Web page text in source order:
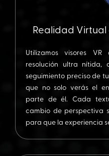
Realidad
Utilizamos visores
resolución ultra nítida,
seguimiento preciso de
que no solo verás el
parte de él. Cada
cambio de perspectiva
para que la experiencia